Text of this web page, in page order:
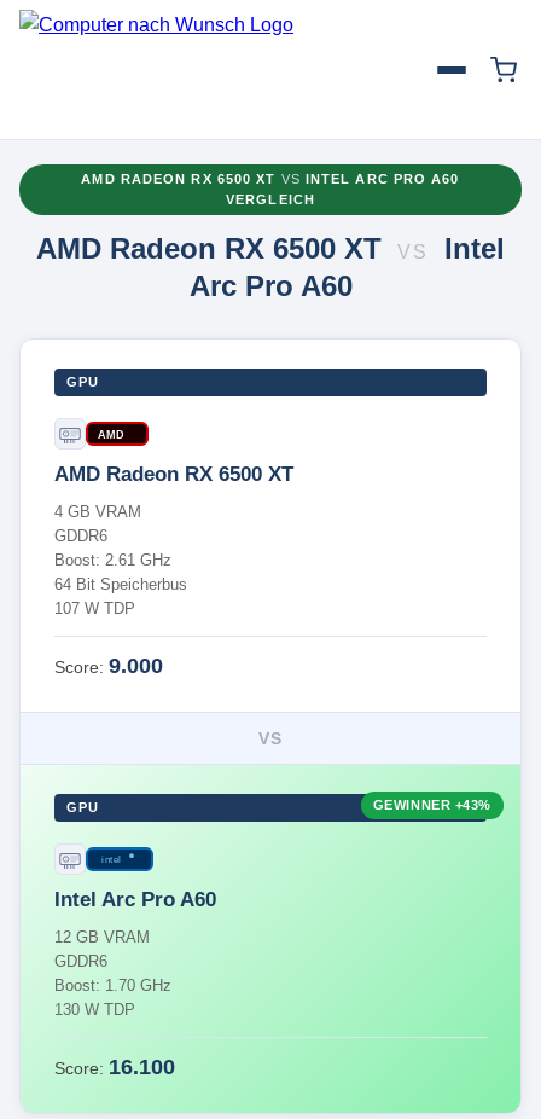
AMD RADEON RX 6500 XT VS INTEL ARC PRO A60
VERGLEICH
AMD Radeon RX 6500 XT VS
Intel
Arc Pro A60
GPU
AMD
AMD Radeon RX 6500 XT
4 GB VRAM
GDDR6
Boost: 2.61 GHz
64 Bit Speicherbus
107 W TDP
Score: 9.000
VS
GPU
intel
Intel Arc Pro A60
12 GB VRAM
GDDR6
Boost: 1.70 GHz
130 W TDP
Score: 16.100
GEWINNER +43%